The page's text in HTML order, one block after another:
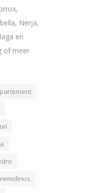
Nerja,
en
of meer